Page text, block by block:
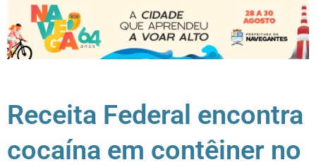
Receita Federal encontra
cocaína em contêiner no